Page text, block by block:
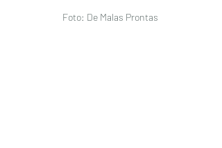
Foto: De Malas Prontas